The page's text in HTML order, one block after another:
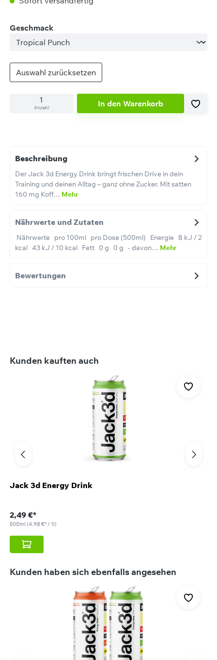
Geschmackauswählen
Auswahl zurücksetzen
Anzahl In den Warenkorb
Beschreibung
Der Jack 3d Energy Drink bringt frischen Drive in dein
Training und deinen Alltag – ganz ohne Zucker. Mit satten
160 mg Koff… Mehr
Nährwerte und Zutaten
Nährwerte pro 100ml pro Dose (500ml) Energie 8 kJ / 2
kcal 43 kJ / 10 kcal Fett 0 g 0 g - davon… Mehr
Bewertungen
Produktgalerie überspringen
Kunden kauften auch
Jack 3d Energy Drink
2,49 €*
500ml (4,98 €* / 1l)
Produktgalerie überspringen
Kunden haben sich ebenfalls angesehen